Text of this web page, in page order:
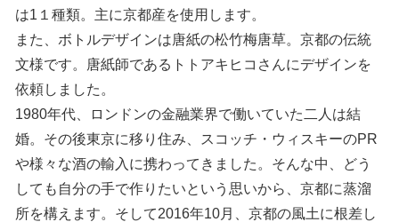
は1１種類。主に京都産を使用します。
また、ボトルデザインは唐紙の松竹梅唐草。京都の伝統
文様です。唐紙師であるトトアキヒコさんにデザインを
依頼しました。
1980年代、ロンドンの金融業界で働いていた二人は結
婚。その後東京に移り住み、スコッチ・ウィスキーのPR
や様々な酒の輸入に携わってきました。そんな中、どう
しても自分の手で作りたいという思いから、京都に蒸溜
所を構えます。そして2016年10月、京都の風土に根差し